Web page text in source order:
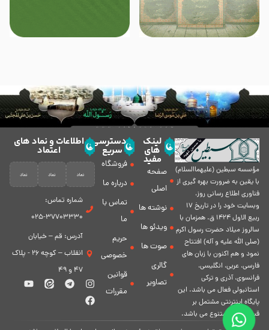
مؤسسه سبطين (عليهماالسلام)
با يقين به ضرورت بهره گیرى از
فناورى اطلاع رسانى روز،
وبسایت خود را در تاريخ 17
ربيع الاول 1424 ق. همزمان با
سالروز ميلاد حضرت رسول اكرم
(صلی الله علیه و آله) افتتاح
نمود و هم اكنون با زبان های
فارسی، عربى، انگلیسی،
فرانسوی، آذری و ترکی
استانبولی فعال مى باشد. اين
پايگاه اينترنتى مشتمل بر
قسمت هاى متنوع مى باشد.
لینک
های
مفید
صفحه
اصلی
نوشته ها
ویدئو ها
صوت ها
گالری
تصاویر
دسترسی
سریع
فروشگاه
درباره ما
تماس با
ما
حریم
خصوصی
قوانین
مقررات
اطلاعات و نماد های
اعتماد
شماره تماس:
37703330-025
آدرس: قم – خیابان
انقلاب – کوچه 26 - پلاک
47 و 49